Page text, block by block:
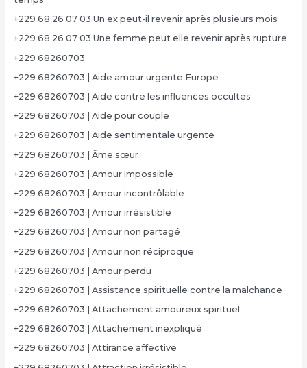
+229 68 26 07 03 Un ex peut-il revenir après plusieurs mois
+229 68 26 07 03 Une femme peut elle revenir après rupture
+229 68260703
+229 68260703 | Aide amour urgente Europe
+229 68260703 | Aide contre les influences occultes
+229 68260703 | Aide pour couple
+229 68260703 | Aide sentimentale urgente
+229 68260703 | Âme sœur
+229 68260703 | Amour impossible
+229 68260703 | Amour incontrôlable
+229 68260703 | Amour irrésistible
+229 68260703 | Amour non partagé
+229 68260703 | Amour non réciproque
+229 68260703 | Amour perdu
+229 68260703 | Assistance spirituelle contre la malchance
+229 68260703 | Attachement amoureux spirituel
+229 68260703 | Attachement inexpliqué
+229 68260703 | Attirance affective